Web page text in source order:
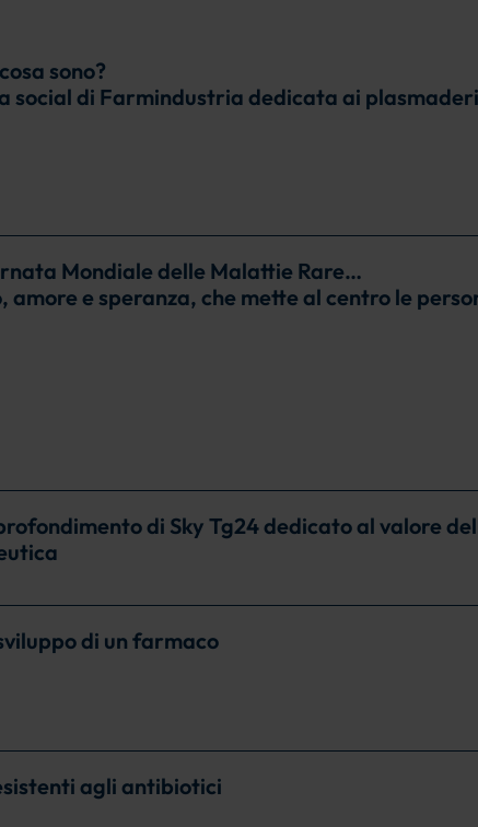
sono?
social di Farmindustria dedicata ai
Mondiale delle Malattie Rare…
e speranza, che mette al centro le
di Sky Tg24 dedicato al valore
di un farmaco
agli antibiotici